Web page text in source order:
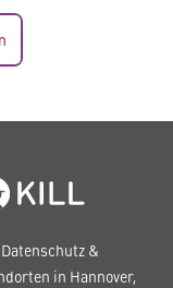
&
in Hannover,